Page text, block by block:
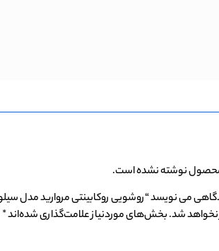
محصول نوشته نشده است.
می نویسد “روشویی روکابینتی مروارید مدل سیلویا
نخواهد شد.بخش‌های موردنیاز علامت‌گذاری شده‌اند*